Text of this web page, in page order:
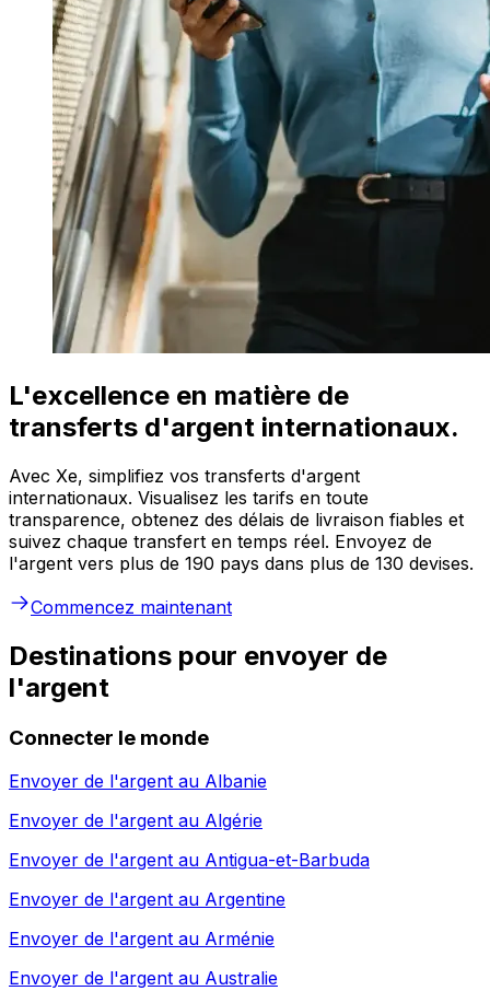
L'excellence en matière de
transferts d'argent internationaux.
Avec Xe, simplifiez vos transferts d'argent
internationaux. Visualisez les tarifs en toute
transparence, obtenez des délais de livraison fiables et
suivez chaque transfert en temps réel. Envoyez de
l'argent vers plus de 190 pays dans plus de 130 devises.
Commencez maintenant
Destinations pour envoyer de
l'argent
Connecter le monde
Envoyer de l'argent au Albanie
Envoyer de l'argent au Algérie
Envoyer de l'argent au Antigua-et-Barbuda
Envoyer de l'argent au Argentine
Envoyer de l'argent au Arménie
Envoyer de l'argent au Australie